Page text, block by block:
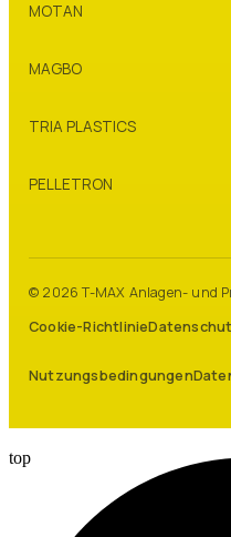
MOTAN
MAGBO
TRIA PLASTICS
PELLETRON
© 2026 T-MAX Anlagen- und
Cookie-Richtlinie
Nutzungsbedingungen
top